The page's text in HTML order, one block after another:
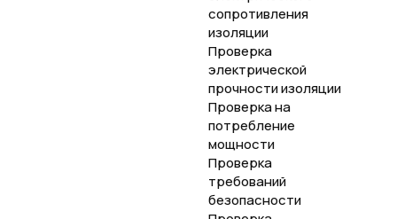
сопротивления
изоляции
Проверка
электрической
прочности изоляции
Проверка на
потребление
мощности
Проверка
требований
безопасности